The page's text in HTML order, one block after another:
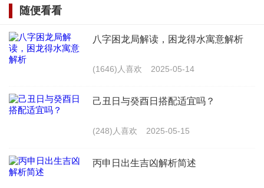
战。
2. 紫微斗数：在紫微斗数中，梦见自己杀人可能
与命盘中的凶星有关。这种梦境可能预示着梦者在未
来一段时间内会遇到一些不幸的事情。
来一段时间内会遇到一些不幸的事情。
随便看看
八字困龙局解读，困龙得水寓意解析
(1646)人喜欢 2025-05-14
己丑日与癸酉日搭配适宜吗？
(248)人喜欢 2025-05-15
丙申日出生吉凶解析简述